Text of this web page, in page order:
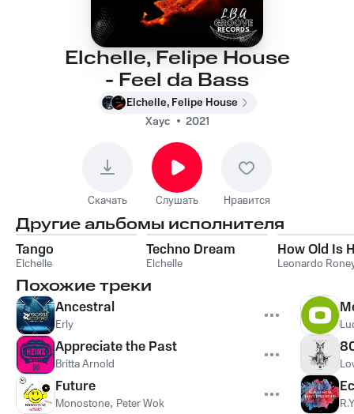
Elchelle, Felipe House
- Feel da Bass
Elchelle, Felipe House
Хаус
2021
Скачать Слушать Нравится
Другие альбомы исполнителя
Tango
Elchelle
Techno Dream
Elchelle
How Old Is
Leonardo
Похожие треки
Ancestral
Erly
Appreciate the Past
Britta Arnold
Future
Monostone, Peter Wok